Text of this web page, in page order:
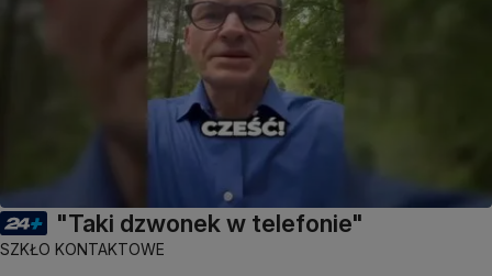
"Taki dzwonek w telefonie"
SZKŁO KONTAKTOWE